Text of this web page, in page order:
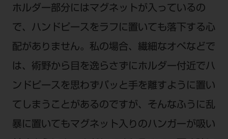
ホルダー部分にはマグネットが入っているの
で、ハンドピースをラフに置いても落下する心
配がありません。私の場合、繊細なオペなどで
は、術野から目を逸らさずにホルダー付近でハ
ンドピースを思わずパッと手を離すように置い
てしまうことがあるのですが、そんなふうに乱
暴に置いてもマグネット入りのハンガーが吸い